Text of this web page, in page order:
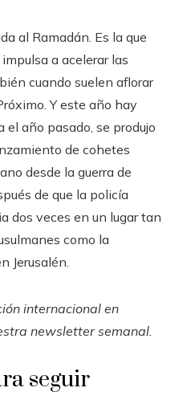
al Ramadán. Es la que
a acelerar las
cuando suelen aflorar
Y este año hay
el año pasado, se produjo
de cohetes
desde la guerra de
de que la policía
dos veces en un lugar tan
como la
Jerusalén.
internacional en
newsletter semanal.
seguir